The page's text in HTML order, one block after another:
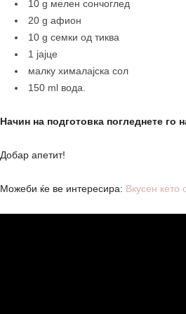
10 g мелен сончоглед
20 g афион
10 g семки од тиква
1 јајце
малку хималајска сол
150 ml вода.
Начин на подготовка погледнете го
Добар апетит!
Можеби ќе ве интересира: Вкусен